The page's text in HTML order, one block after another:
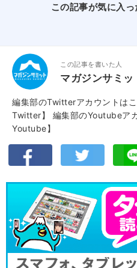
この記事が気に入
この記事を書いた人
マガジンサミッ
編集部のTwitterアカウントは
Twitter】
編集部のYoutubeア
Youtube】